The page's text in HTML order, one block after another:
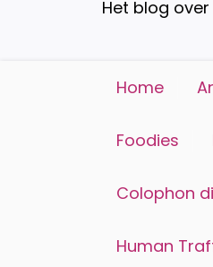
Het blog
Home
Foodies
Colophon
Human